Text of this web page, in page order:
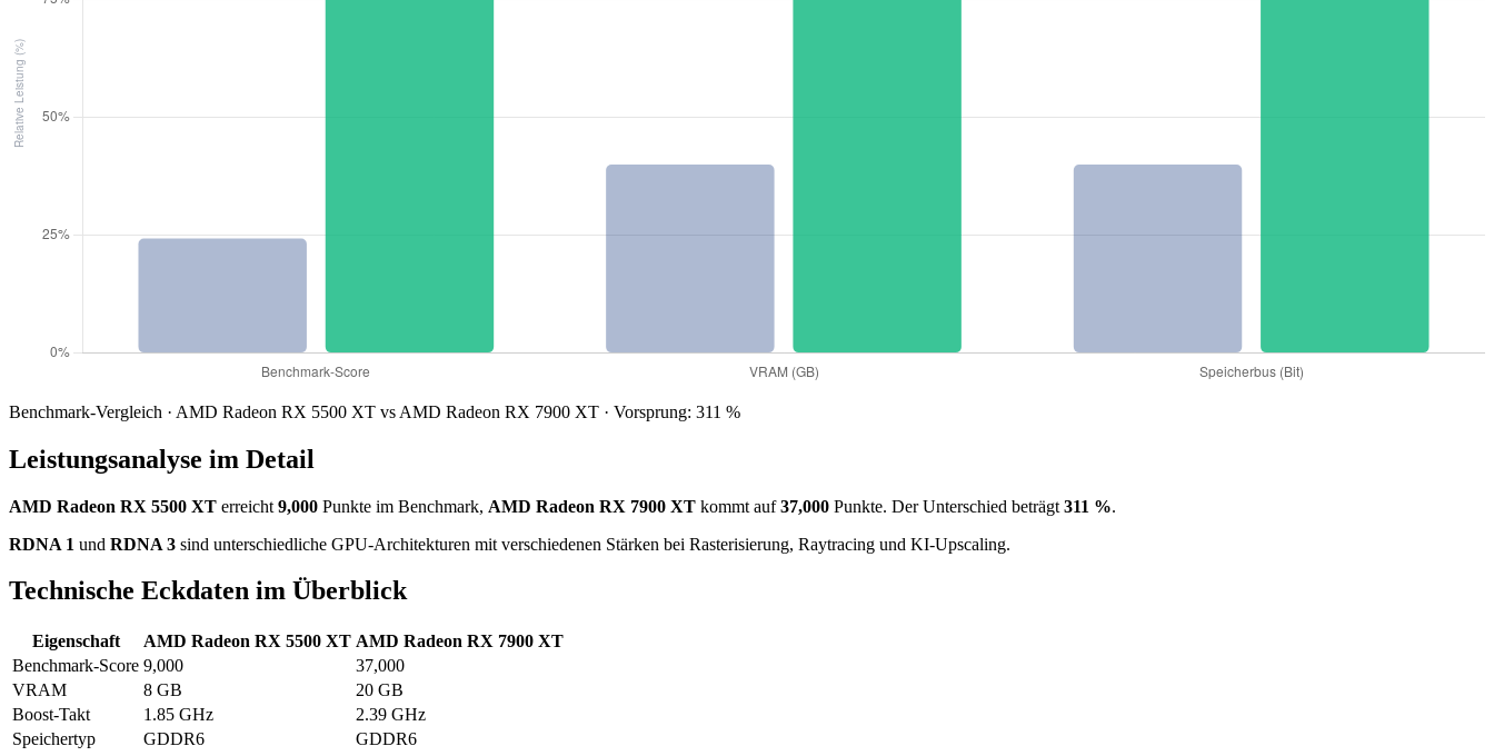
Benchmark-Vergleich · AMD Radeon RX 5500 XT vs AMD Radeon RX 7900 XT · Vorsprung: 311 %
Leistungsanalyse im Detail
AMD Radeon RX 5500 XT erreicht 9,000 Punkte im Benchmark, AMD Radeon RX 7900 XT kommt auf37,000 Punkte. Der Unterschied beträgt 311 %.
RDNA 1 und RDNA 3 sind unterschiedliche GPU-Architekturen mit verschiedenen Stärken bei Rasterisierung, Raytracing und KI-Upscaling.
Technische Eckdaten im Überblick
Eigenschaft AMD Radeon RX 5500 XT AMD Radeon RX 7900 XT
Benchmark-Score 9,000
37,000
VRAM
8 GB
20 GB
Boost-Takt
1.85 GHz
2.39 GHz
Speichertyp
GDDR6
GDDR6